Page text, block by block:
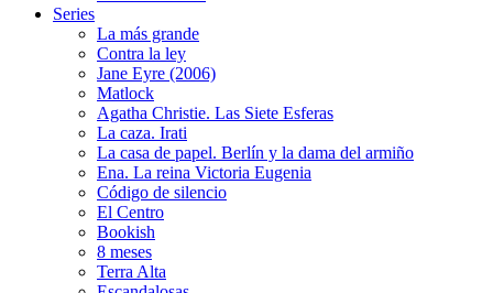
Series
La más grande
Contra la ley
Jane Eyre (2006)
Matlock
Agatha Christie. Las Siete Esferas
La caza. Irati
La casa de papel. Berlín y la dama del armiño
Ena. La reina Victoria Eugenia
Código de silencio
El Centro
Bookish
8 meses
Terra Alta